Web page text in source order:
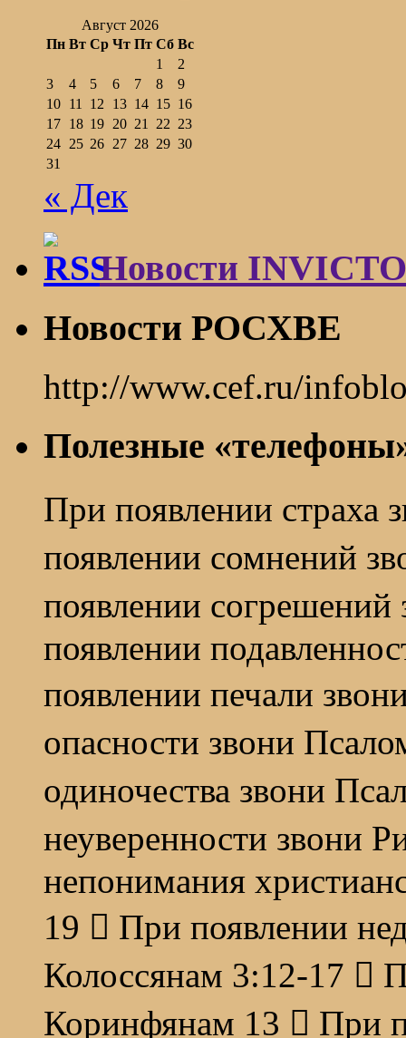
Август 2026
Пн Вт Ср Чт Пт Сб Вс
1
2
3
4 5 6 7 8
9
10 11 12 13 14 15 16
17 18 19 20 21 22 23
24 25 26 27 28 29 30
31
« Дек
Новости
Новости РОСХВЕ
http://www.cef.ru/
Полезные
При появлении страха
появлении сомнений
появлении
появлении
появлении печали
опасности звони
одиночества звони
неуверенности звони
непонимания
19  При появлении
Колоссянам 3:12-17 
Коринфянам 13  При